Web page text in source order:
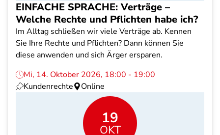
EINFACHE SPRACHE: Verträge –
Welche Rechte und Pflichten habe ich?
Im Alltag schließen wir viele Verträge ab. Kennen
Sie Ihre Rechte und Pflichten? Dann können Sie
diese anwenden und sich Ärger ersparen.
Mi, 14. Oktober 2026, 18:00 - 19:00
Kundenrechte
Online
19
OKT